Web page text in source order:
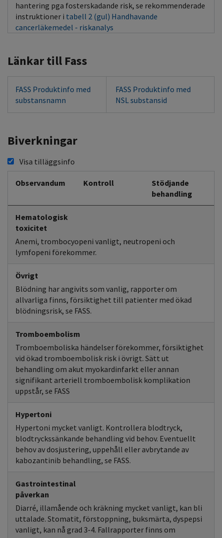
hantering pga fosterskadande risk, se rekommenderade
instruktioner i tabell 2 (gul) Handhavande
cancerläkemedel - riskanalys
Länkar till Fass
FASS Produktinfo med
substansnamn
FASS Produktinfo med
NSL substansid
Biverkningar
Visa tilläggsinfo
Observandum Kontroll
Stödjande
behandling
Hematologisk
toxicitet
Anemi, trombocyopeni vanligt, neutropeni och
lymfopeni förekommer.
Övrigt
Blödning har angivits som vanlig, rapporter om
allvarliga finns, försiktighet till patienter med ökad
blödningsrisk, se FASS.
Tromboembolism
Tromboemboliska händelser förekommer, försiktighet
vid ökad tromboembolisk risk i övrigt. Sätt ut
behandling om akut myokardinfarkt eller annan
signifikant arteriell tromboembolisk komplikation
uppstår, se FASS
Hypertoni
Hypertoni mycket vanligt. Kontrollera blodtryck,
blodtryckssänkande behandling vid behov. Eventuellt
behov av dosjustering, uppehåll eller avbrytande av
kabozantinib behandling, se FASS.
Gastrointestinal
påverkan
Diarré, illamående och kräkning mycket vanligt, kan bli
uttalade. Stomatit, förstoppning, buksmärta, dyspepsi
vanligt, kan nå grad 3-4. Fallrapporter finns om